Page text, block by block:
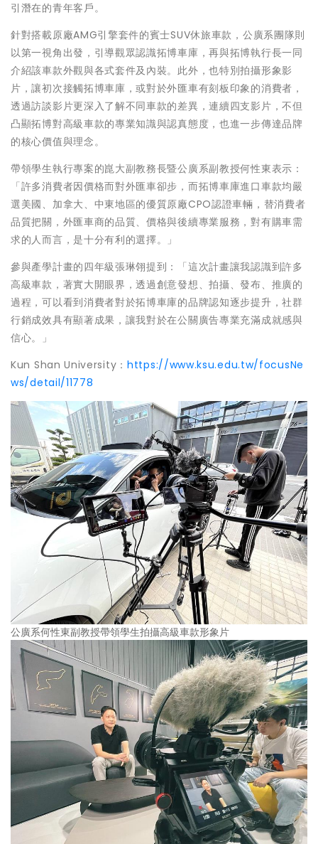
引潛在的青年客戶。
針對搭載原廠AMG引擎套件的賓士SUV休旅車款，公廣系團隊則
以第一視角出發，引導觀眾認識拓博車庫，再與拓博執行長一同
介紹該車款外觀與各式套件及內裝。此外，也特別拍攝形象影
片，讓初次接觸拓博車庫，或對於外匯車有刻板印象的消費者，
透過訪談影片更深入了解不同車款的差異，連續四支影片，不但
凸顯拓博對高級車款的專業知識與認真態度，也進一步傳達品牌
的核心價值與理念。
帶領學生執行專案的崑大副教務長暨公廣系副教授何性東表示：
「許多消費者因價格而對外匯車卻步，而拓博車庫進口車款均嚴
選美國、加拿大、中東地區的優質原廠CPO認證車輛，替消費者
品質把關，外匯車商的品質、價格與後續專業服務，對有購車需
求的人而言，是十分有利的選擇。」
參與產學計畫的四年級張琳翎提到：「這次計畫讓我認識到許多
高級車款，著實大開眼界，透過創意發想、拍攝、發布、推廣的
過程，可以看到消費者對於拓博車庫的品牌認知逐步提升，社群
行銷成效具有顯著成果，讓我對於在公關廣告專業充滿成就感與
信心。」
Kun Shan University： https://www.ksu.edu.tw/focusNe
ws/detail/11778
公廣系何性東副教授帶領學生拍攝高級車款形象片